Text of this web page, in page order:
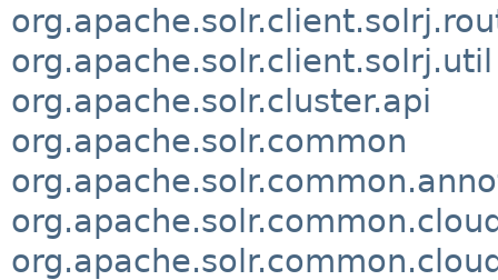
org.apache.solr.client.solrj.util
org.apache.solr.cluster.api
org.apache.solr.common